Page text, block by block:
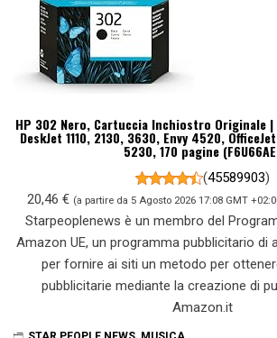
HP 302 Nero, Cartuccia Inchiostro Originale
DeskJet 1110, 2130, 3630, Envy 4520,
5230, 170 pagine
(45589903)
20,46 € (a partire da 5 Agosto 2026 17:08 GMT
Starpeoplenews è un membro del
Amazon UE, un programma pubblicitario di
per fornire ai siti un metodo per
pubblicitarie mediante la creazione di
Amazon.it